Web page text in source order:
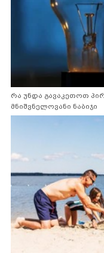
რა უნდა გავაკეთოთ
მნიშვნელოვანი ნაბიჯი